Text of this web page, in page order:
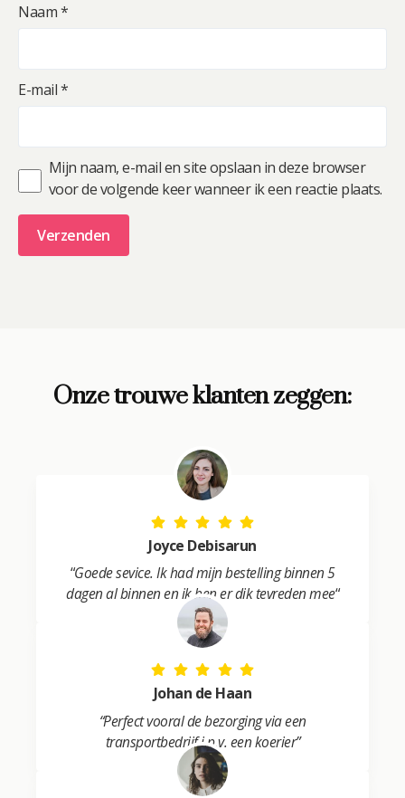
Naam*
E-mail*
Mijn naam, e-mail en site opslaan in deze browser
voor de volgende keer wanneer ik een reactie plaats.
Onze trouwe klanten zeggen:
Joyce Debisarun
“Goede sevice. Ik had mijn bestelling binnen 5
dagen al binnen en ik ben er dik tevreden mee“
Johan de Haan
“Perfect vooral de bezorging via een
transportbedrijf i.p.v. een koerier”